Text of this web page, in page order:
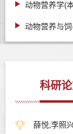
动物营养学(
动物营养与
科研
薛悦,李照